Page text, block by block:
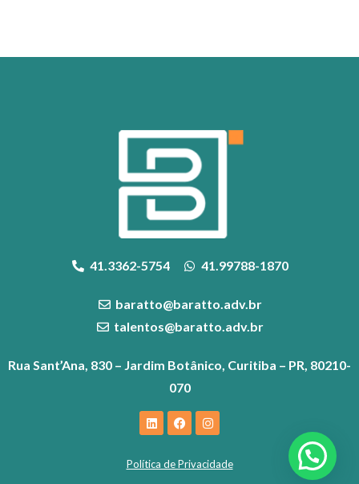
41.3362-5754 41.99788-1870
baratto@baratto.adv.br
talentos@baratto.adv.br
Rua Sant’Ana, 830 – Jardim Botânico, Curitiba – PR, 80210-
070
Política de Privacidade